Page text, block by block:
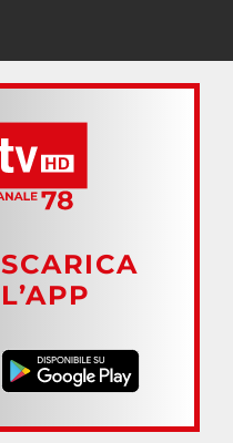
SCARICA
L’APP